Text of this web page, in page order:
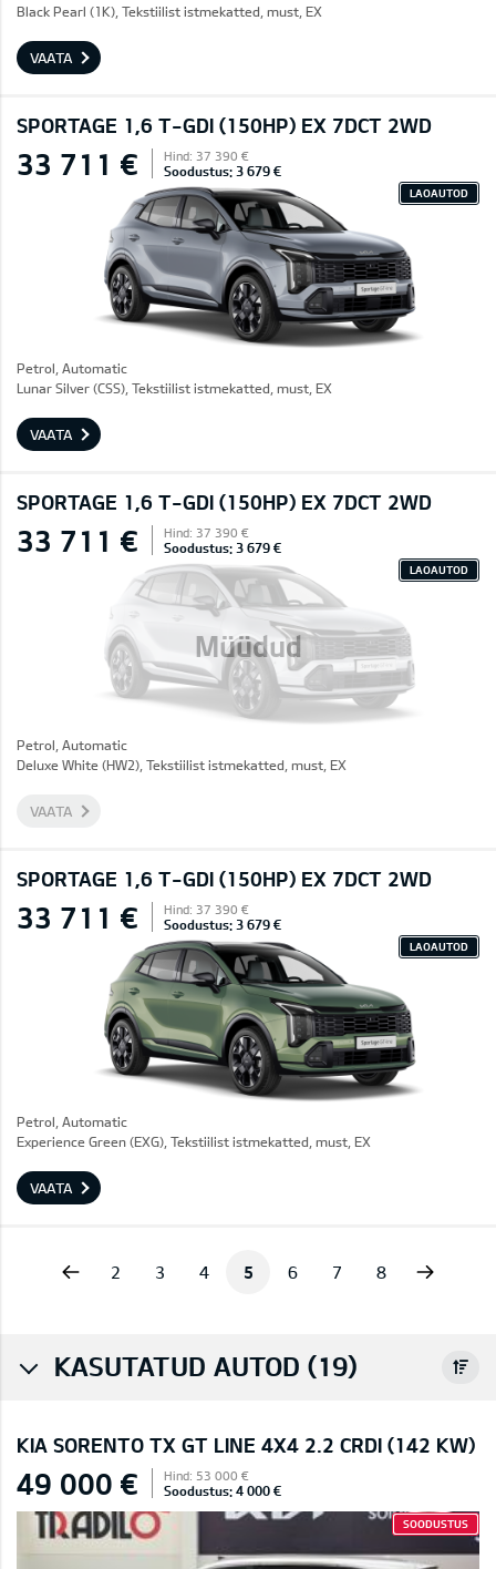
Black Pearl (1K), Tekstiilist istmekatted, must, EX
VAATA
SPORTAGE 1,6 T-GDI (150HP) EX 7DCT 2WD
33 711 € Hind: 37 390 €
Soodustus: 3 679 €
LAOAUTOD
Petrol, Automatic
Lunar Silver (CSS), Tekstiilist istmekatted, must, EX
VAATA
SPORTAGE 1,6 T-GDI (150HP) EX 7DCT 2WD
Müüdud
33 711 € Hind: 37 390 €
Soodustus: 3 679 €
LAOAUTOD
Petrol, Automatic
Deluxe White (HW2), Tekstiilist istmekatted, must, EX
VAATA
SPORTAGE 1,6 T-GDI (150HP) EX 7DCT 2WD
33 711 € Hind: 37 390 €
Soodustus: 3 679 €
LAOAUTOD
Petrol, Automatic
Experience Green (EXG), Tekstiilist istmekatted, must, EX
VAATA
2 3 4 5 6 7 8
KASUTATUD AUTOD (19)
KIA SORENTO TX GT LINE 4X4 2.2 CRDI (142 KW)
49 000 € Hind: 53 000 €
Soodustus: 4 000 €
SOODUSTUS